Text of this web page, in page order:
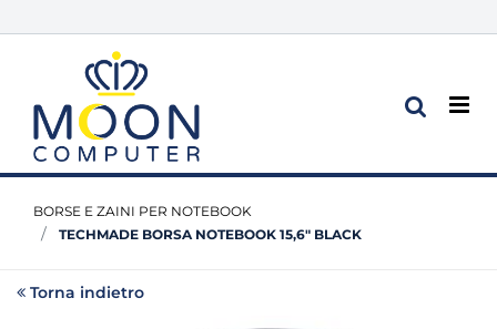
BORSE E ZAINI PER NOTEBOOK
TECHMADE BORSA NOTEBOOK 15,6" BLACK
Torna indietro